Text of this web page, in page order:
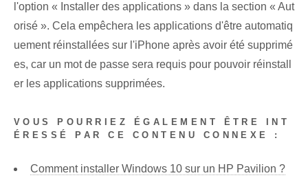
l'option⁢ « Installer des applications »‌ dans la section‌ « Aut
orisé ». Cela empêchera les applications d'être automatiq
uement réinstallées sur l'iPhone après avoir été supprimé
es, car un mot de passe sera requis pour pouvoir réinstall
er les applications supprimées.
VOUS POURRIEZ ÉGALEMENT ÊTRE INT
ÉRESSÉ PAR CE CONTENU CONNEXE :
Comment installer Windows 10 sur un HP Pavilion ?